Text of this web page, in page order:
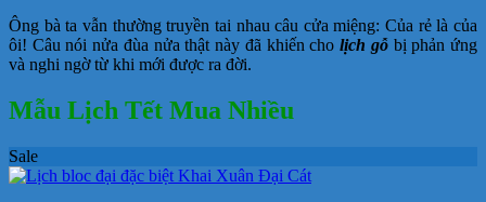
Ông bà ta vẫn thường truyền tai nhau câu cửa miệng: Của rẻ là của
ôi! Câu nói nửa đùa nửa thật này đã khiến cholịch gỗ bị phản ứng
và nghi ngờ từ khi mới được ra đời.
Mẫu Lịch Tết Mua Nhiều
Sale